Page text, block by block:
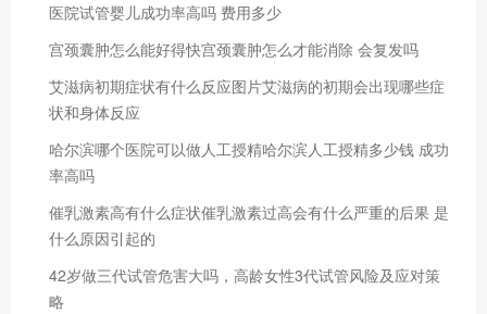
医院试管婴儿成功率高吗 费用多少
宫颈囊肿怎么能好得快宫颈囊肿怎么才能消除 会复发吗
艾滋病初期症状有什么反应图片艾滋病的初期会出现哪些症
状和身体反应
哈尔滨哪个医院可以做人工授精哈尔滨人工授精多少钱 成功
率高吗
催乳激素高有什么症状催乳激素过高会有什么严重的后果 是
什么原因引起的
42岁做三代试管危害大吗，高龄女性3代试管风险及应对策
略